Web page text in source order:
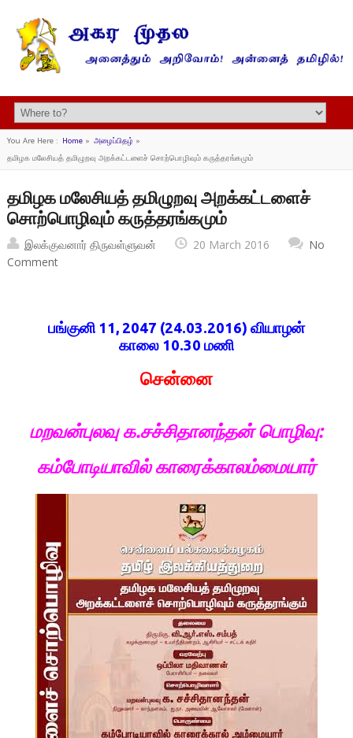
You Are Here : Home» அழைப்பிதழ் »
தமிழக மலேசியத் தமிழுறவு அறக்கட்டளைச் சொற்பொழிவும் கருத்தரங்கமும்
தமிழக மலேசியத் தமிழுறவு அறக்கட்டளைச்
சொற்பொழிவும் கருத்தரங்கமும்
இலக்குவனார் திருவள்ளுவன் 20 March 2016
No
Comment
பங்குனி 11, 2047 (24.03.2016) வியாழன்
காலை 10.30 மணி
சென்னை
மறவன்புலவு க.சச்சிதானந்தன் பொழிவு:
கம்போடியாவில் காரைக்காலம்மையார்